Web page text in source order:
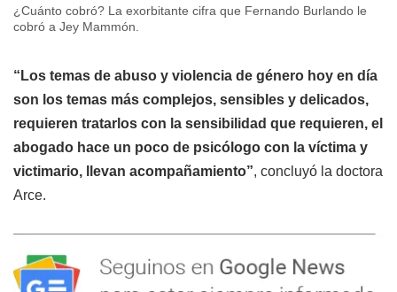
¿Cuánto cobró? La exorbitante cifra que Fernando Burlando le
cobró a Jey Mammón.
“Los temas de abuso y violencia de género hoy en día
son los temas más complejos, sensibles y delicados,
requieren tratarlos con la sensibilidad que requieren, el
abogado hace un poco de psicólogo con la víctima y
victimario, llevan acompañamiento”, concluyó la doctora
Arce.